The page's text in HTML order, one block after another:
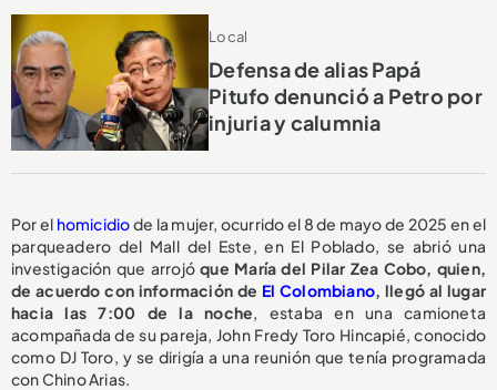
Local
Defensa de alias Papá
Pitufo denunció a Petro por
injuria y calumnia
Por el homicidiode la mujer, ocurrido el 8 de mayo de 2025 en el
parqueadero del Mall del Este, en El Poblado, se abrió una
investigación que arrojóque María del Pilar Zea Cobo, quien,
de acuerdo con información de El Colombiano, llegó al lugar
hacia las 7:00 de la noche, estaba en una camioneta
acompañada de su pareja, John Fredy Toro Hincapié, conocido
como DJ Toro, y se dirigía a una reunión que tenía programada
con Chino Arias.